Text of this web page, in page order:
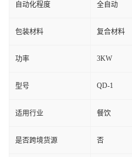
自动化程度 全自动
包装材料 复合材料
功率 3KW
型号 QD-1
适用行业 餐饮
是否跨境货源 否